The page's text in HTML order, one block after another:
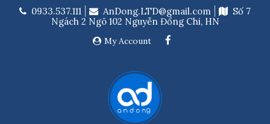
0933.537.111 AnDong.LTD@gmail.com
Số 7
Ngách 2 Ngõ 102 Nguyễn Đổng Chi, HN
My Account